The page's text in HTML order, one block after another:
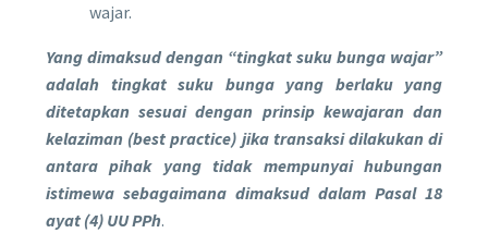
wajar.
Yang dimaksud dengan “tingkat suku bunga wajar”
adalah tingkat suku bunga yang berlaku yang
ditetapkan sesuai dengan prinsip kewajaran dan
kelaziman (best practice) jika transaksi dilakukan di
antara pihak yang tidak mempunyai hubungan
istimewa sebagaimana dimaksud dalam Pasal 18
ayat (4) UU PPh.